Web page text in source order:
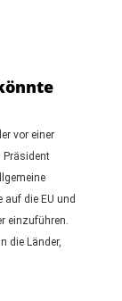
vor einer
Präsident
die EU und
einzuführen.
die Länder,